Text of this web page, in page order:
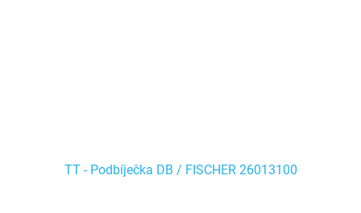
TT - Podbíječka DB / FISCHER 26013100